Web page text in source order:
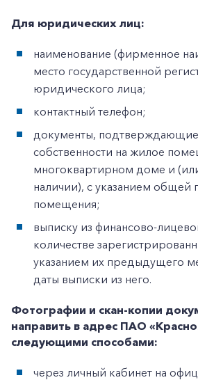
Для юридических лиц:
наименование (фирменное
место государственной
юридического лица;
контактный телефон;
документы,
собственности на жилое
многоквартирном доме и
наличии), с указанием
помещения;
выписку из финансово-
количестве
указанием их предыдущего
даты выписки из него.
Фотографии и скан-копии
направить в адрес ПАО
следующими способами:
через личный кабинет на